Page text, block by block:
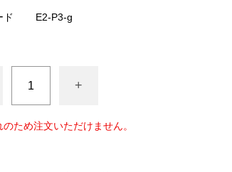
ド E2-P3-g
+
ため注文いただけません。